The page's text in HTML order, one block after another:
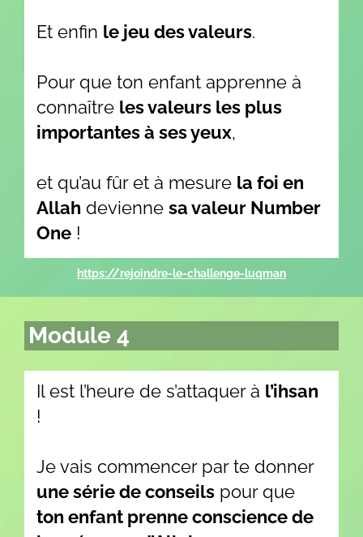
Et enfin le jeu des valeurs.
Pour que ton enfant apprenne à
connaître les valeurs les plus
importantes à ses yeux,
et qu’au fûr et à mesure la foi en
Allah devienne sa valeur Number
One !
https://rejoindre-le-challenge-luqman
Module 4
Il est l’heure de s’attaquer à l’ihsan
!
Je vais commencer par te donner
une série de conseils pour que
ton enfant prenne conscience de